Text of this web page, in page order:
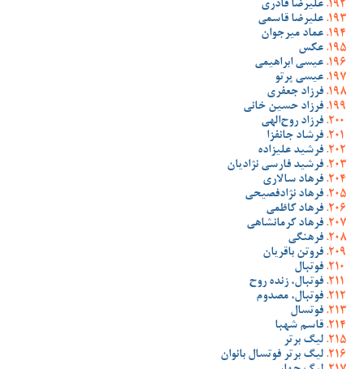
علیرضا قادری
علیرضا قاسمی
عماد میرجوان
عکس
عیسی ابراهیمی
عیسی پرتو
فرزاد جعفری
فرزاد حسین خانی
فرزاد روح‌الهی
فرشاد جانفزا
فرشید علیزاده
فرشید فارسی نژادیان
فرهاد سالاری
فرهاد نژادفصیحی
فرهاد کاظمی
فرهاد کرمانشاهی
فرهنگی
فروتن باقریان
فوتبال
فوتبال، زنده روح
فوتبال، مصدوم
فوتسال
قاسم شهبا
لیگ برتر
لیگ برتر فوتسال بانوان